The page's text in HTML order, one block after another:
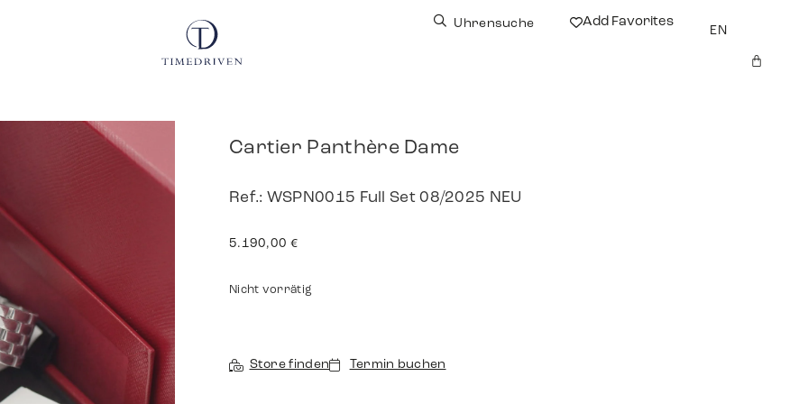
Uhrensuche Add Favorites
EN
Cartier Panthère Dame
Ref.: WSPN0015 Full Set 08/2025 NEU
5.190,00 €
Nicht vorrätig
Store finden Termin buchen